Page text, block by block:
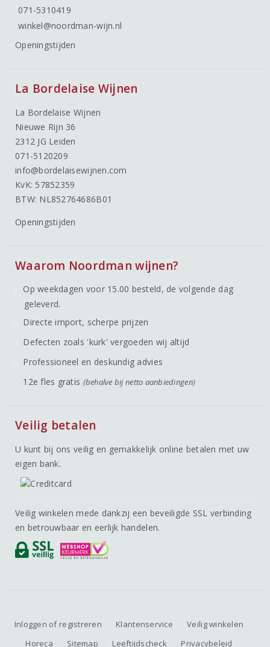
071-5310419
winkel@noordman-wijn.nl
Openingstijden
La Bordelaise Wijnen
La Bordelaise Wijnen
Nieuwe Rijn 36
2312 JG Leiden
071-5120209
info@bordelaisewijnen.com
KvK: 57852359
BTW: NL852764686B01
Openingstijden
Waarom Noordman wijnen?
Op weekdagen voor 15.00 besteld, de volgende dag
geleverd.
Directe import, scherpe prijzen
Defecten zoals 'kurk' vergoeden wij altijd
Professioneel en deskundig advies
12e fles gratis (behalve bij netto aanbiedingen)
Veilig betalen
U kunt bij ons veilig en gemakkelijk online betalen met uw
eigen bank.
Veilig winkelen mede dankzij een beveiligde SSL verbinding
en betrouwbaar en eerlijk handelen.
Inloggen of registreren Klantenservice
Veilig winkelen
Horeca
Sitemap Leeftijdscheck Privacybeleid